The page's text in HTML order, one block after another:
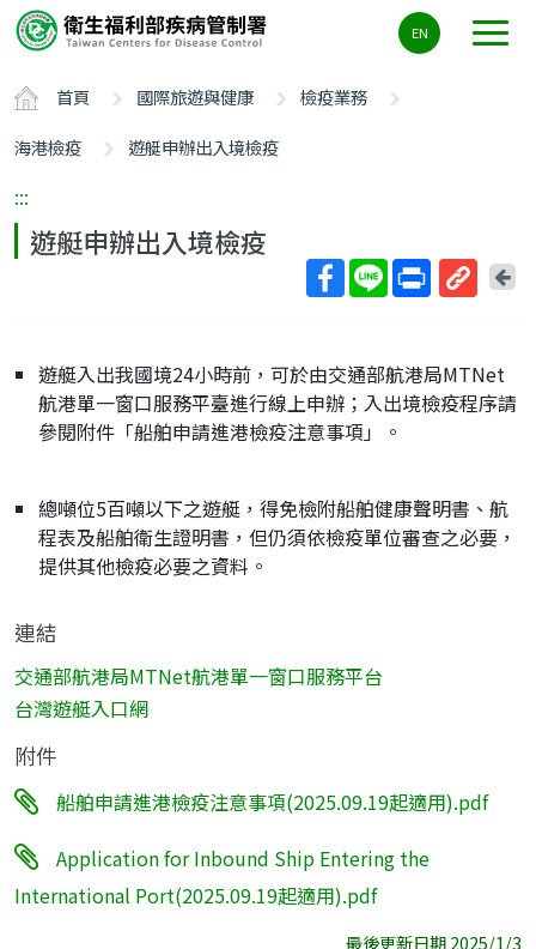
要
容
ALT+C
EN
首頁 國際旅遊與健康
檢疫業務
海港檢疫
遊艇申辦出入境檢疫
:::
遊艇申辦出入境檢疫
短
網
回
遊艇入出我國境24小時前，可於由交通部航港局MTNet
航港單一窗口服務平臺進行線上申辦；入出境檢疫程序請
參閱附件「船舶申請進港檢疫注意事項」。
總噸位5百噸以下之遊艇，得免檢附船舶健康聲明書、航
程表及船舶衛生證明書，但仍須依檢疫單位審查之必要，
提供其他檢疫必要之資料。
連結
交通部航港局MTNet航港單一窗口服務平台
台灣遊艇入口網
附件
船舶申請進港檢疫注意事項(2025.09.19起適用).pdf
Application for Inbound Ship Entering the
International Port(2025.09.19起適用).pdf
最後更新日期 2025/1/3